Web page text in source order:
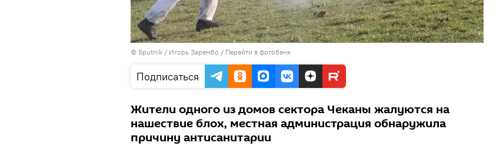
© Sputnik / Игорь Зарембо / Перейти в фотобанк
Подписаться
Жители одного из домов сектора Чеканы жалуются на
нашествие блох, местная администрация обнаружила
причину антисанитарии